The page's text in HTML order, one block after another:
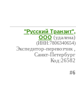
"Русский Транзит",
ООО (удалена)
(ИНН:7806340654)
Экспедитор-перевозчик ,
Санкт-Петербург
Код:26582
#6